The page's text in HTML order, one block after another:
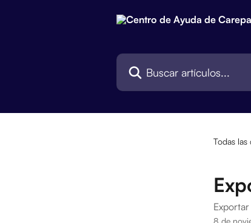
Buscar artículos...
Todas las
8 de